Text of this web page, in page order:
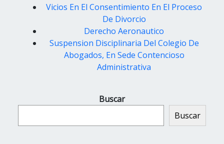
Vicios En El Consentimiento En El Proceso
De Divorcio
Derecho Aeronautico
Suspension Disciplinaria Del Colegio De
Abogados, En Sede Contencioso
Administrativa
Buscar
Buscar